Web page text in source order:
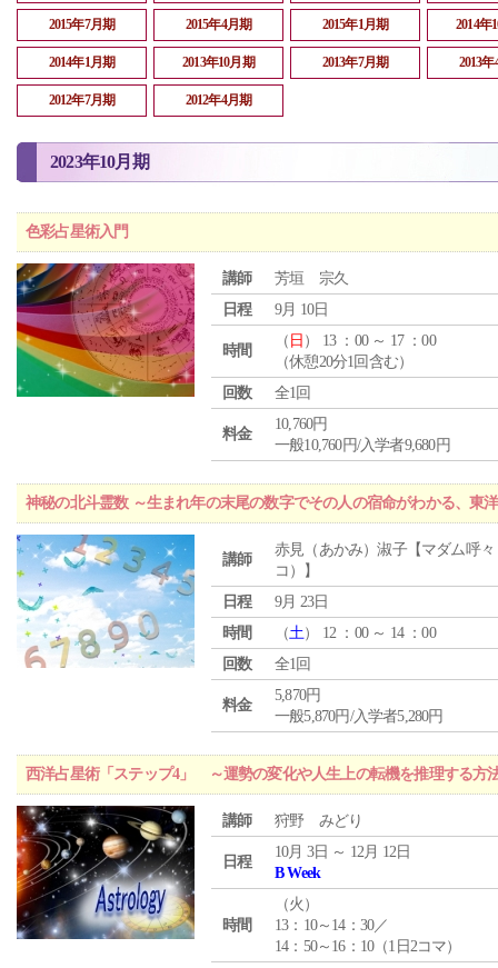
2015年7月期 2015年4月期 2015年1月期 2014年
2014年1月期 2013年10月期 2013年7月期 2013
2012年7月期 2012年4月期
2023年10月期
色彩占星術入門
講師
芳垣 宗久
日程
9月 10日
時間
（ 日 ） 13 ：00 ～ 17 ：00
（休憩20分1回含む）
回数
全1回
料金
10,760円
一般10,760円/入学者9,680円
神秘の北斗霊数 ～生まれ年の末尾の数字でその人の宿命がわかる、東
講師
赤見（あかみ）淑子【マダム呼々
コ）】
日程
9月 23日
時間
（土） 12 ：00 ～ 14 ：00
回数
全1回
料金
5,870円
一般5,870円/入学者5,280円
西洋占星術「ステップ4」 ～運勢の変化や人生上の転機を推理する方
講師 狩野 みどり
日程
10月 3日 ～ 12月 12日
B Week
時間
（火 ）
13：10～14：30／
14：50～16：10（1日2コマ）